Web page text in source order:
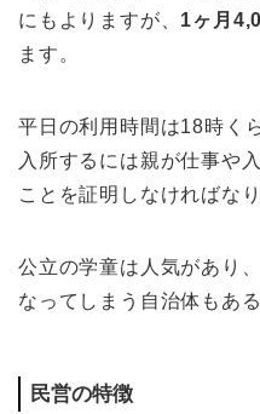
にもよりますが、 1ヶ月
ます。
平日の利用時間は18時く
入所するには親が仕事や
ことを証明しなければなり
公立の学童は人気があり
なってしまう自治体もあ
民営の特徴